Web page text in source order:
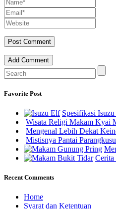
Add Comment
Favorite Post
Spesifikasi
Wisata Religi Makam Kyai
Mengenal Lebih Dekat
Mistisnya Pantai
Recent Comments
Home
Syarat dan Ketentuan